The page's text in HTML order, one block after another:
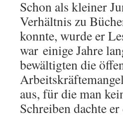
Schon als kleiner
Verhältnis zu
konnte, wurde er
war einige Jahre
bewältigten die
aus, für die man
Schreiben dachte